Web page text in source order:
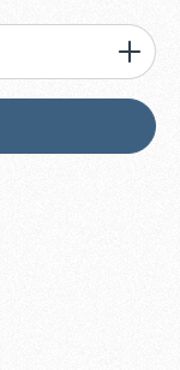
Wert ein